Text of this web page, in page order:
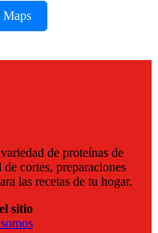
Maps
de proteínas de
cortes, preparaciones
las recetas de tu hogar.
sitio